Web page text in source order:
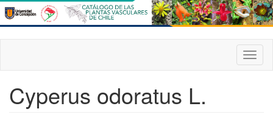
Pasar
al
contenido
principal
Cyperus odoratus L.